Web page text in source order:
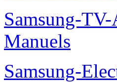
Samsung-
Manuels
Samsung-